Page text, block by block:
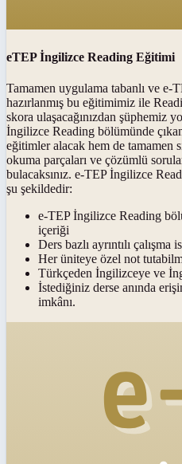
eTEP İngilizce Reading Eğitimi
Tamamen uygulama tabanlı ve e-
hazırlanmış bu eğitimimiz ile
skora ulaşacağınızdan şüphemiz
İngilizce Reading bölümünde
eğitimler alacak hem de tamamen
okuma parçaları ve çözümlü
bulacaksınız. e-TEP İngilizce
şu şekildedir:
e-TEP İngilizce Reading
içeriği
Ders bazlı ayrıntılı çalışma
Her üniteye özel not
Türkçeden İngilizceye ve
İstediğiniz derse anında
imkânı.